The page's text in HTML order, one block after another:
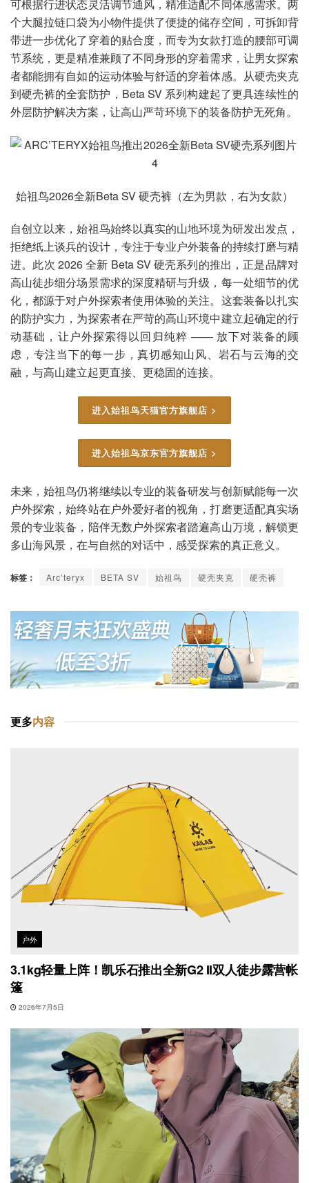
可根据行进状态灵活调节通风，精准适配不同体感需求。两
个大腿拉链口袋为小物件提供了便捷的储存空间，可拆卸背
带进一步优化了穿着的贴合度，而专为女款打造的腰部可调
节系统，更是精准兼顾了不同身形的穿着需求，让男女探索
者都能拥有自如的运动体验与舒适的穿着体感。从硬壳夹克
到硬壳裤的全套防护，Beta SV 系列构建起了更具连续性的
外层防护解决方案，让高山严苛环境下的装备防护无死角。
始祖鸟2026全新Beta SV 硬壳裤（左为男款，右为女款）
自创立以来，始祖鸟始终以真实的山地环境为研发出发点，
拒绝纸上谈兵的设计，专注于专业户外装备的持续打磨与精
进。此次 2026 全新 Beta SV 硬壳系列的推出，正是品牌对
高山徒步细分场景需求的深度精研与升级，每一处细节的优
化，都源于对户外探索者使用体验的关注。这套装备以扎实
的防护实力，为探索者在严苛的高山环境中建立起确定的行
动基础，让户外探索得以回归纯粹 —— 放下对装备的顾
虑，专注当下的每一步，真切感知山风、岩石与云海的交
融，与高山建立起更直接、更稳固的连接。
进入始祖鸟天猫官方旗舰店 >
进入始祖鸟京东官方旗舰店 >
未来，始祖鸟仍将继续以专业的装备研发与创新赋能每一次
户外探索，始终站在户外爱好者的视角，打磨更适配真实场
景的专业装备，陪伴无数户外探索者踏遍高山万境，解锁更
多山海风景，在与自然的对话中，感受探索的真正意义。
标签： Arc’teryx BETA SV 始祖鸟 硬壳夹克 硬壳裤
更多内容
户外
3.1kg轻量上阵！凯乐石推出全新G2 II双人徒步露营帐
篷
2026年7月5日